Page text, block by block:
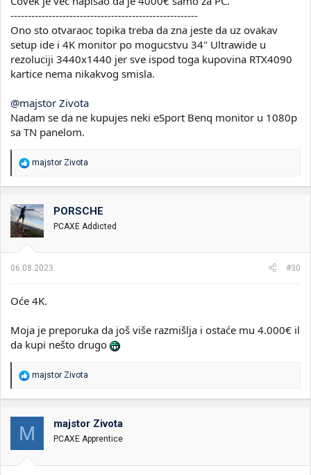
------------------------------------------------------
Ono sto otvaraoc topika treba da zna jeste da uz ovakav
setup ide i 4K monitor po mogucstvu 34" Ultrawide u
rezoluciji 3440x1440 jer sve ispod toga kupovina RTX4090
kartice nema nikakvog smisla.
@majstor Zivota
Nadam se da ne kupujes neki eSport Benq monitor u 1080p
sa TN panelom.
R
o
v
a
n
:
majstor Zivota
PORSCHE
PCAXE Addicted
06.08.2023. #30
Oće 4K.
Moja je preporuka da još više razmišlja i ostaće mu 4.000€ il
da kupi nešto drugo
R
a
o
v
a
n
majstor Zivota
M majstor Zivota
PCAXE Apprentice